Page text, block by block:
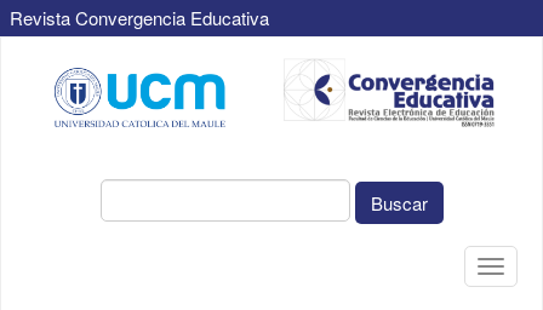
Revista Convergencia Educativa
principal
Contenido
principal
Buscar
Toggle